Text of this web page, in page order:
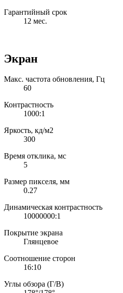
Гарантийный срок
12 мес.
Экран
Макс. частота обновления, Гц
60
Контрастность
1000:1
Яркость, кд/м2
300
Время отклика, мс
5
Размер пикселя, мм
0.27
Динамическая контрастность
10000000:1
Покрытие экрана
Глянцевое
Соотношение сторон
16:10
Углы обзора (Г/В)